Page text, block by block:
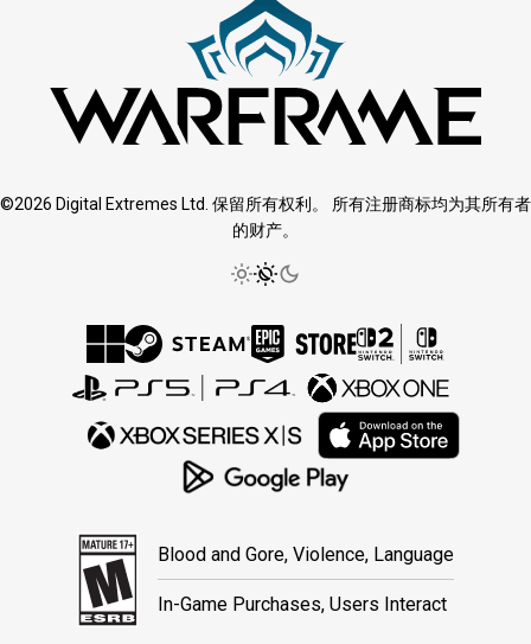
©2026 Digital Extremes Ltd. 保留所有权利。 所有注册商标均为其所有者
的财产。
Blood and Gore, Violence, Language
In-Game Purchases, Users Interact